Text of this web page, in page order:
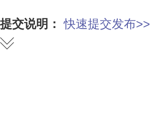
提交说明： 快速提交发布>>